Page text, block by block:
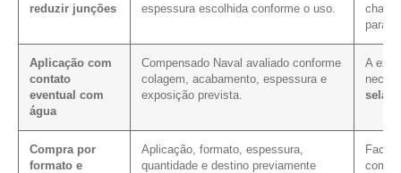
reduzir junções
espessura escolhida conforme o uso.
chapa
para
Aplicação com
contato
eventual com
água
Compensado Naval avaliado conforme
colagem, acabamento, espessura e
exposição prevista.
A
Compra por
formato e
Aplicação, formato, espessura,
quantidade e destino previamente
com